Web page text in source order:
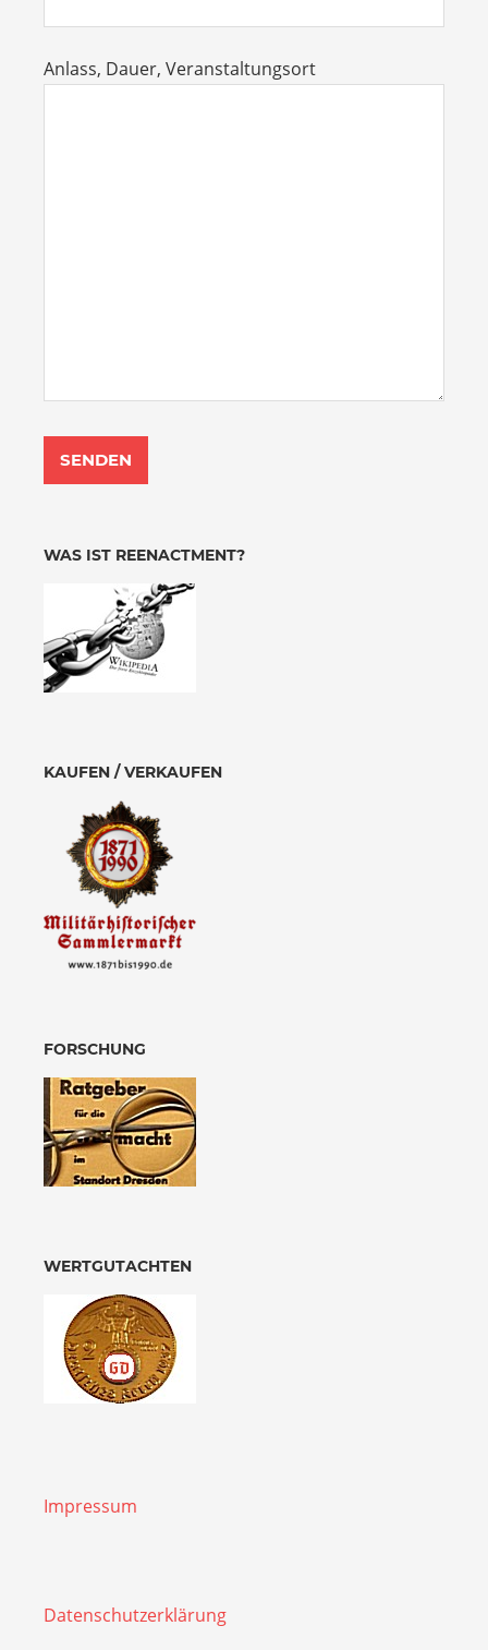
Anlass, Dauer, Veranstaltungsort
WAS IST REENACTMENT?
KAUFEN / VERKAUFEN
FORSCHUNG
WERTGUTACHTEN
Impressum
Datenschutzerklärung